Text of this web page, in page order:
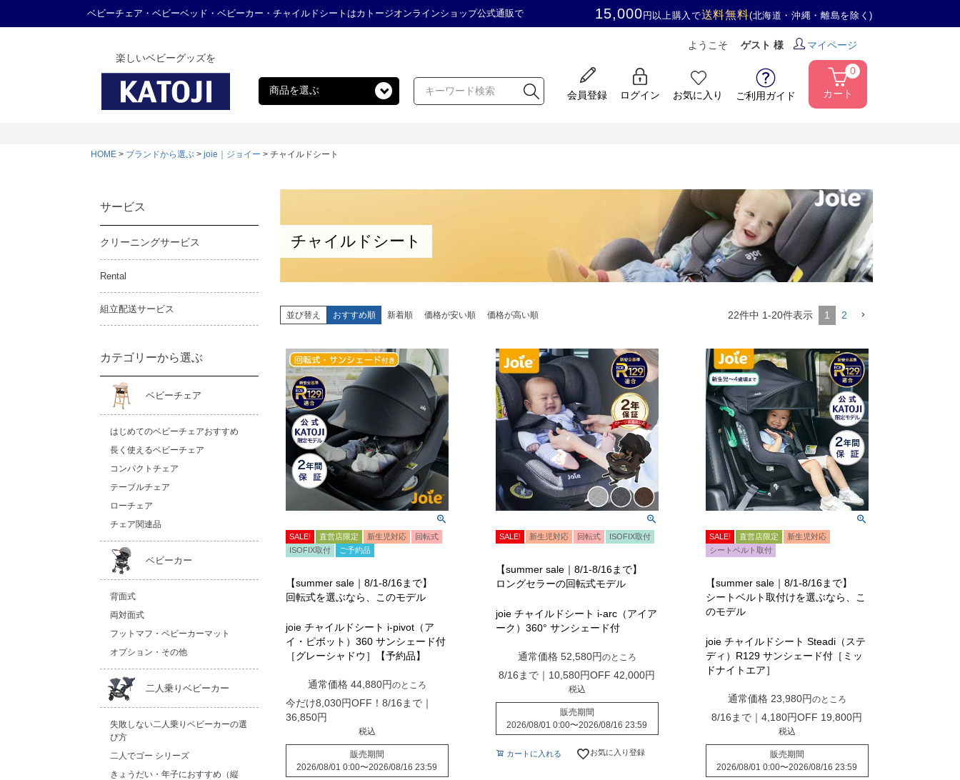
ベビーチェア・ベビーベッド・ベビーカー・チャイルドシートはカトージオンラインショップ公式通販で 15,000 円以上購入で送料無料(北海道・沖縄・離島を除く)
楽しいベビーグッズを
商品を選ぶ
ようこそ ゲスト 様 マイページ
会員登録 ログイン お気に入り ご利用ガイド カート
0
HOME ブランドから選ぶ joie｜ジョイー チャイルドシート
サービス
クリーニングサービス
Rental
組立配送サービス
カテゴリーから選ぶ
ベビーチェア
はじめてのベビーチェアおすすめ
長く使えるベビーチェア
コンパクトチェア
テーブルチェア
ローチェア
チェア関連品
ベビーカー
背面式
両対面式
フットマフ・ベビーカーマット
オプション・その他
二人乗りベビーカー
失敗しない二人乗りベビーカーの選
び方
二人でゴー シリーズ
きょうだい・年子におすすめ（縦
チャイルドシート
並び替え おすすめ順 新着順 価格が安い順 価格が高い順 22件中 1-20件表示 1 2
SALE! 直営店限定 新生児対応
回転式
ISOFIX取付
ご予約品
【summer sale｜8/1-8/16まで】
回転式を選ぶなら、このモデル
joie チャイルドシート i-pivot（ア
イ・ピボット）360 サンシェード付
［グレーシャドウ］【予約品】
通常価格 44,880 のところ
今だけ8,030円OFF！8/16まで｜
36,850
税込
販売期間
2026/08/01 0:00〜2026/08/16 23:59
SALE! 新生児対応 回転式 ISOFIX取付
【summer sale｜8/1-8/16まで】
ロングセラーの回転式モデル
joie チャイルドシート i-arc（アイア
ーク）360° サンシェード付
通常価格 52,580 のところ
8/16まで｜10,580円OFF 42,000
税込
販売期間
2026/08/01 0:00〜2026/08/16 23:59
カートに入れる お気に入り登録
SALE! 直営店限定
新生児対応
シートベルト取付
【summer sale｜8/1-8/16まで】
シートベルト取付けを選ぶなら、こ
のモデル
joie チャイルドシート Steadi（ステ
ディ）R129 サンシェード付［ミッ
ドナイトエア］
通常価格 23,980 のところ
8/16まで｜4,180円OFF 19,800
税込
販売期間
2026/08/01 0:00〜2026/08/16 23:59